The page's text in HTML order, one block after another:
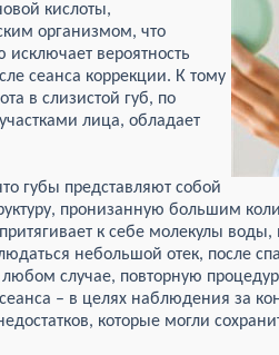
кислоты,
организмом, что
исключает вероятность
сеанса коррекции. К тому
в слизистой губ, по
лица, обладает
губы представляют собой
пронизанную большим
к себе молекулы воды,
небольшой отек, после
случае, повторную
– в целях наблюдения за
которые могли